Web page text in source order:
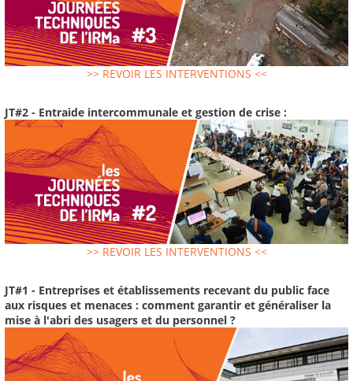
>> REVOIR LES INTERVENTIONS <<
JT#2 - Entraide intercommunale et gestion de crise :
>> REVOIR LES INTERVENTIONS <<
JT#1 - Entreprises et établissements recevant du public face
aux risques et menaces : comment garantir et généraliser la
mise à l'abri des usagers et du personnel ?